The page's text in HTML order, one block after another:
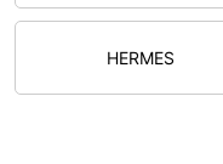
HERMES